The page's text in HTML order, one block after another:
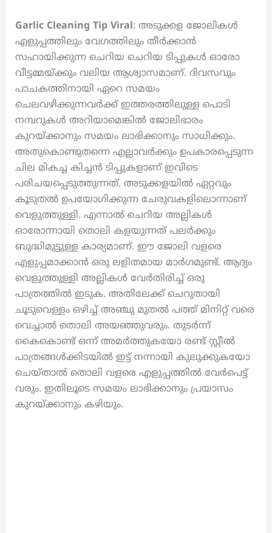
Garlic Cleaning Tip Viral: അടുക്കള ജോലികൾ
എളുപ്പത്തിലും വേഗത്തിലും തീർക്കാൻ
സഹായിക്കുന്ന ചെറിയ ചെറിയ ടിപ്പുകൾ ഓരോ
വീട്ടമ്മയ്ക്കും വലിയ ആശ്വാസമാണ്. ദിവസവും
പാചകത്തിനായി ഏറെ സമയം
ചെലവഴിക്കുന്നവർക്ക് ഇത്തരത്തിലുള്ള പൊടി
നമ്പറുകൾ അറിയാമെങ്കിൽ ജോലിഭാരം
കുറയ്ക്കാനും സമയം ലാഭിക്കാനും സാധിക്കും.
അതുകൊണ്ടുതന്നെ എല്ലാവർക്കും ഉപകാരപ്പെടുന്ന
ചില മികച്ച കിച്ചൻ ടിപ്പുകളാണ് ഇവിടെ
പരിചയപ്പെടുത്തുന്നത്. അടുക്കളയിൽ ഏറ്റവും
കൂടുതൽ ഉപയോഗിക്കുന്ന ചേരുവകളിലൊന്നാണ്
വെളുത്തുള്ളി. എന്നാൽ ചെറിയ അല്ലികൾ
ഓരോന്നായി തൊലി കളയുന്നത് പലർക്കും
ബുദ്ധിമുട്ടുള്ള കാര്യമാണ്. ഈ ജോലി വളരെ
എളുപ്പമാക്കാൻ ഒരു ലളിതമായ മാർഗമുണ്ട്. ആദ്യം
വെളുത്തുള്ളി അല്ലികൾ വേർതിരിച്ച് ഒരു
പാത്രത്തിൽ ഇടുക. അതിലേക്ക് ചെറുതായി
ചൂടുവെള്ളം ഒഴിച്ച് അഞ്ചു മുതൽ പത്ത് മിനിറ്റ് വരെ
വെച്ചാൽ തൊലി അയഞ്ഞുവരും. തുടർന്ന്
കൈകൊണ്ട് ഒന്ന് അമർത്തുകയോ രണ്ട് സ്റ്റീൽ
പാത്രങ്ങൾക്കിടയിൽ ഇട്ട് നന്നായി കുലുക്കുകയോ
ചെയ്താൽ തൊലി വളരെ എളുപ്പത്തിൽ വേർപെട്ട്
വരും. ഇതിലൂടെ സമയം ലാഭിക്കാനും പ്രയാസം
കുറയ്ക്കാനും കഴിയും.